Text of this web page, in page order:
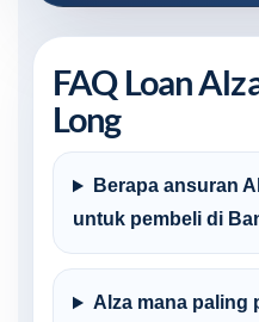
FAQ Loan
Long
Berapa ansuran
untuk pembeli di
Alza mana paling